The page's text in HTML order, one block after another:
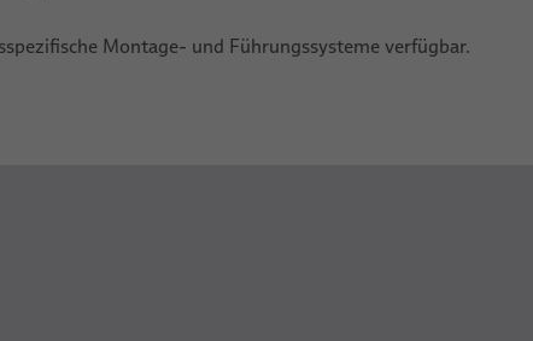
Montage- und Führungssysteme verfügbar.